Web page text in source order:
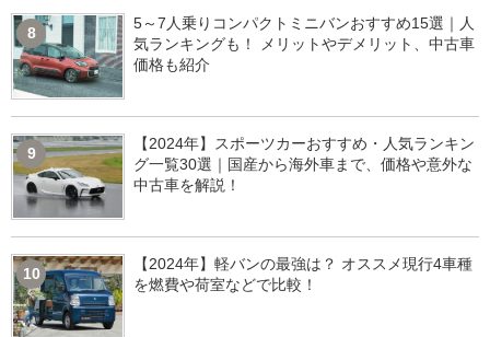
8
5～7人乗りコンパクトミニバンおすすめ15選｜人
気ランキングも！ メリットやデメリット、中古車
価格も紹介
9
【2024年】スポーツカーおすすめ・人気ランキン
グ一覧30選｜国産から海外車まで、価格や意外な
中古車を解説！
10
【2024年】軽バンの最強は？ オススメ現行4車種
を燃費や荷室などで比較！